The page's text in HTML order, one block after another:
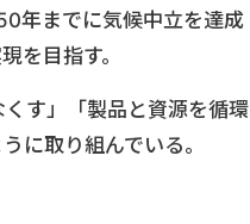
年までに気候中立を達成
を目指す。
す」「製品と資源を循環
に取り組んでいる。